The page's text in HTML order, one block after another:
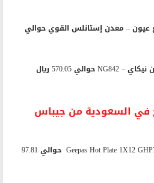
عيون – معدن إستانلس القوي حوالي
يبلغ سعر موقد غاز برأسين من نيكاي – NG842 حوالي 570.05 ريال
في السعودية من جيباس
يبلغ سعر بوتوجاز مسطح Geepas Hot Plate 1X12 GHP7577 حوالي 97.81